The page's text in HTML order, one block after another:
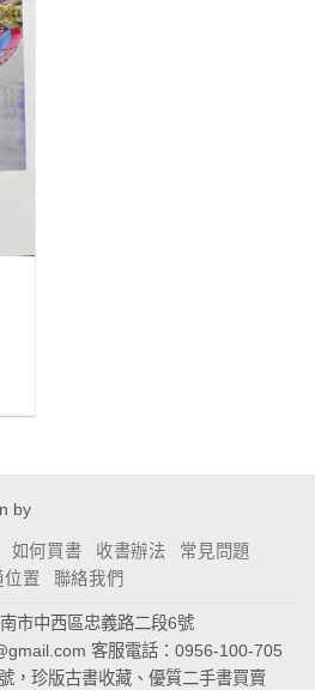
by
如何買書 收書辦法
常見問題
位置
聯絡我們
市中西區忠義路二段6號
客服電話：0956-100-705
，珍版古書收藏、優質二手書買賣